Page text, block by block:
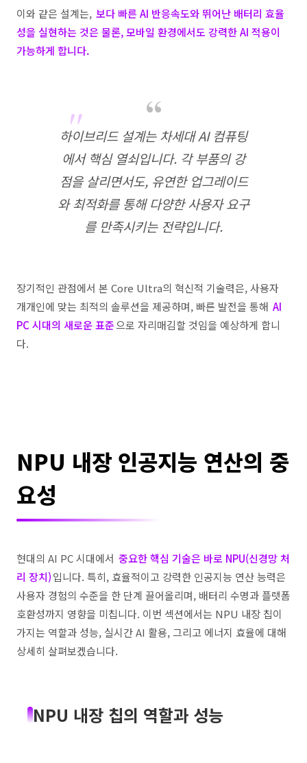
이와 같은 설계는, 보다 빠른 AI 반응속도와 뛰어난 배터리 효율
성을 실현하는 것은 물론, 모바일 환경에서도 강력한 AI 적용이
가능하게 합니다.
하이브리드 설계는 차세대 AI 컴퓨팅
에서 핵심 열쇠입니다. 각 부품의 강
점을 살리면서도, 유연한 업그레이드
와 최적화를 통해 다양한 사용자 요구
를 만족시키는 전략입니다.
장기적인 관점에서 본 Core Ultra의 혁신적 기술력은, 사용자
개개인에 맞는 최적의 솔루션을 제공하며, 빠른 발전을 통해 AI
PC 시대의 새로운 표준으로 자리매김할 것임을 예상하게 합니
다.
NPU 내장 인공지능 연산의 중
요성
현대의 AI PC 시대에서 중요한 핵심 기술은 바로 NPU(신경망 처
리 장치)입니다. 특히, 효율적이고 강력한 인공지능 연산 능력은
사용자 경험의 수준을 한 단계 끌어올리며, 배터리 수명과 플랫폼
호환성까지 영향을 미칩니다. 이번 섹션에서는 NPU 내장 칩이
가지는 역할과 성능, 실시간 AI 활용, 그리고 에너지 효율에 대해
상세히 살펴보겠습니다.
NPU 내장 칩의 역할과 성능